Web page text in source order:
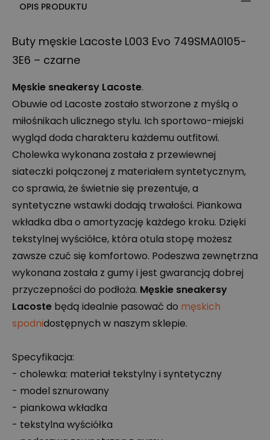
OPIS PRODUKTU
Buty męskie Lacoste L003 Evo 749SMA0105-
3E6 – czarne
Męskie sneakersy Lacoste.
Obuwie od Lacoste zostało stworzone z myślą o
miłośnikach ulicznego stylu. Ich sportowo-miejski
wygląd doda charakteru każdemu outfitowi.
Cholewka wykonana została z przewiewnej
siateczki połączonej z materiałem syntetycznym,
co sprawia, że świetnie się prezentuje, a
syntetyczne wstawki dodają trwałości. Piankowa
wkładka dba o amortyzację każdego kroku. Dzięki
tekstylnej wyściółce, która otula stopę możesz
zawsze czuć się komfortowo. Podeszwa zewnętrzna
wykonana została z gumy i jest gwarancją dobrej
przyczepności do podłoża. Męskie sneakersy
Lacoste będą idealnie pasować do męskich
spodnidostępnych w naszym sklepie.
Specyfikacja:
- cholewka: materiał tekstylny i syntetyczny
- model sznurowany
- piankowa wkładka
- tekstylna wyściółka